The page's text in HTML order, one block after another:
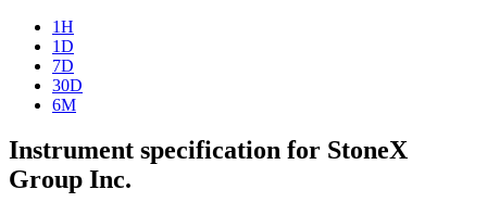
1H
1D
7D
30D
6M
Instrument specification for StoneX
Group Inc.